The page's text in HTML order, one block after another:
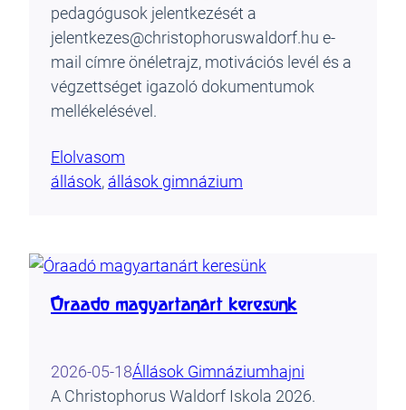
pedagógusok jelentkezését a
jelentkezes@christophoruswaldorf.hu e-
mail címre önéletrajz, motivációs levél és a
végzettséget igazoló dokumentumok
mellékelésével.
Elolvasom
állások, állások gimnázium
Óraadó magyartanárt keresünk
2026-05-18Állások Gimnáziumhajni
A Christophorus Waldorf Iskola 2026.